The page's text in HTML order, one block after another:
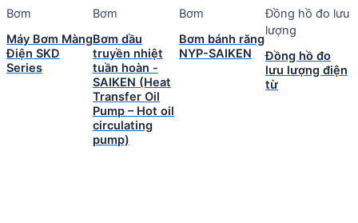
Bơm
Máy Bơm Màng
Điện SKD
Series
Bơm
Bơm dầu
truyền nhiệt
tuần hoàn -
SAIKEN (Heat
Transfer Oil
Pump – Hot oil
circulating
pump)
Bơm
Bơm bánh răng
NYP-SAIKEN
Đồng hồ đo lưu
lượng
Đồng hồ đo
lưu lượng điện
từ